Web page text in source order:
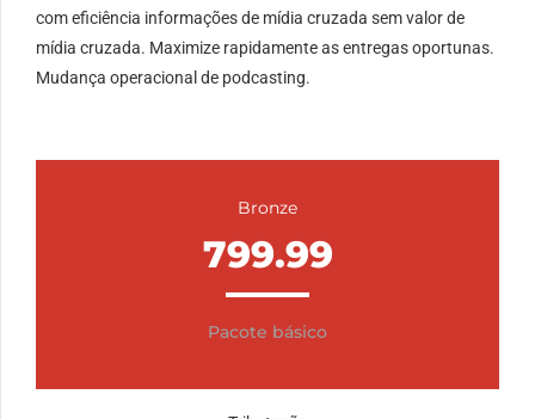
com eficiência informações de mídia cruzada sem valor de
mídia cruzada. Maximize rapidamente as entregas oportunas.
Mudança operacional de podcasting.
Bronze
799.99
Pacote básico